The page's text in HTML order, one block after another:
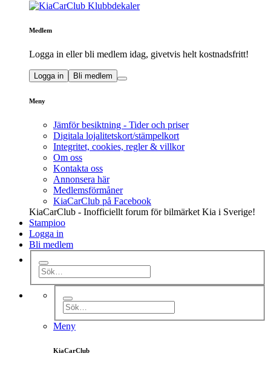
Medlem
Logga in eller bli medlem idag, givetvis helt kostnadsfritt!
Logga in Bli medlem
Meny
Jämför besiktning - Tider och priser
Digitala lojalitetskort/stämpelkort
Integritet, cookies, regler & villkor
Om oss
Kontakta oss
Annonsera här
Medlemsförmåner
KiaCarClub på Facebook
KiaCarClub - Inofficiellt forum för bilmärket Kia i Sverige!
Stampioo
Logga in
Bli medlem
Meny
KiaCarClub